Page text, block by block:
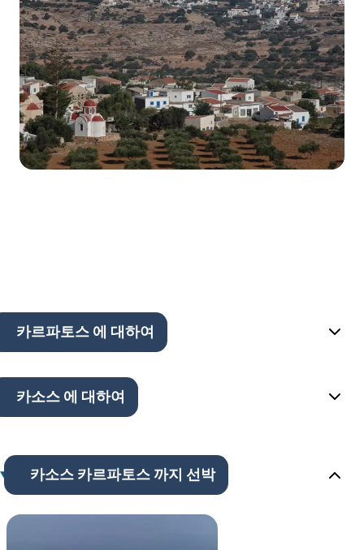
카르파토스 에 대하여
카소스 에 대하여
카소스 카르파토스 까지 선박